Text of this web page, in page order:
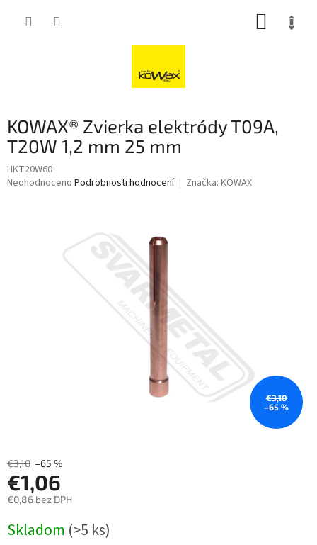
KOWAX® Zvierka elektródy T09A,
T20W 1,2 mm 25 mm
HKT20W60
Průměrné
Neohodnoceno Podrobnosti hodnocení Značka: KOWAX
€3,10
–65 %
€3,10 –65 %
€1,06
€0,86 bez DPH
cena:
Skladom (>5 ks)